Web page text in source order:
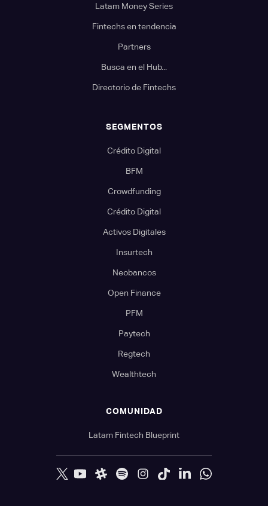
Latam Money Series
Fintechs en tendencia
Partners
Busca en el Hub...
Directorio de Fintechs
SEGMENTOS
Crédito Digital
BFM
Crowdfunding
Crédito Digital
Activos Digitales
Insurtech
Neobancos
Open Finance
PFM
Paytech
Regtech
Wealthtech
COMUNIDAD
Latam Fintech Blueprint